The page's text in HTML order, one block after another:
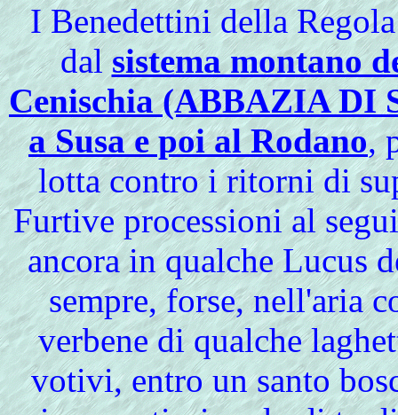
IBenedettini della
dalsistema montano
Cenischia (ABBAZIA DI
a Susa e poi al Rodano,
lotta contro i ritorni di
Furtive processioni al
ancora in qualche Lucus
sempre, forse, nell'aria
verbene di qualche
votivi, entro un santo